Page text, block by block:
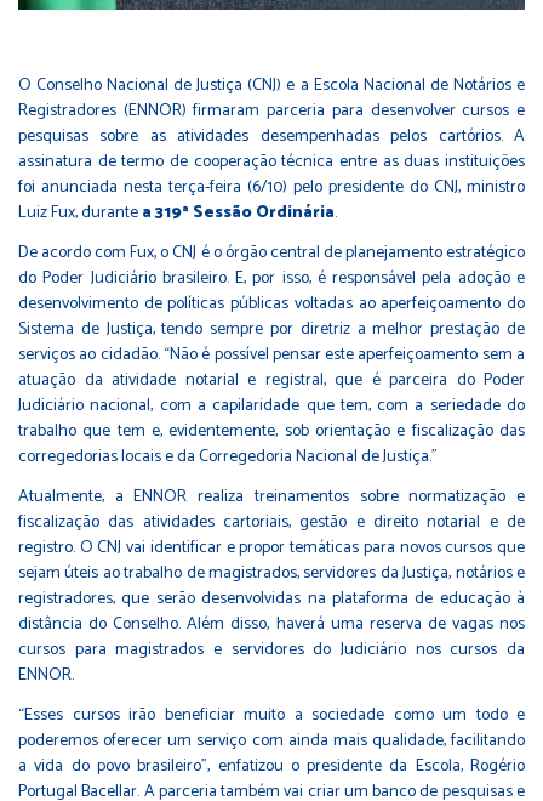
O Conselho Nacional de Justiça (CNJ) e a Escola Nacional de Notários e
Registradores (ENNOR) firmaram parceria para desenvolver cursos e
pesquisas sobre as atividades desempenhadas pelos cartórios. A
assinatura de termo de cooperação técnica entre as duas instituições
foi anunciada nesta terça-feira (6/10) pelo presidente do CNJ, ministro
Luiz Fux, durantea319ª Sessão Ordinária.
De acordo com Fux, o CNJ é o órgão central de planejamento estratégico
do Poder Judiciário brasileiro. E, por isso, é responsável pela adoção e
desenvolvimento de políticas públicas voltadas ao aperfeiçoamento do
Sistema de Justiça, tendo sempre por diretriz a melhor prestação de
serviços ao cidadão. “Não é possível pensar este aperfeiçoamento sem a
atuação da atividade notarial e registral, que é parceira do Poder
Judiciário nacional, com a capilaridade que tem, com a seriedade do
trabalho que tem e, evidentemente, sob orientação e fiscalização das
corregedorias locais e da Corregedoria Nacional de Justiça.”
Atualmente, a ENNOR realiza treinamentos sobre normatização e
fiscalização das atividades cartoriais, gestão e direito notarial e de
registro. O CNJ vai identificar e propor temáticas para novos cursos que
sejam úteis ao trabalho de magistrados, servidores da Justiça, notários e
registradores, que serão desenvolvidas na plataforma de educação à
distância do Conselho. Além disso, haverá uma reserva de vagas nos
cursos para magistrados e servidores do Judiciário nos cursos da
ENNOR.
“Esses cursos irão beneficiar muito a sociedade como um todo e
poderemos oferecer um serviço com ainda mais qualidade, facilitando
a vida do povo brasileiro”, enfatizou o presidente da Escola, Rogério
Portugal Bacellar. A parceria também vai criar um banco de pesquisas e